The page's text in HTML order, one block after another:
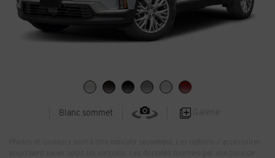
Blanc sommet Galerie